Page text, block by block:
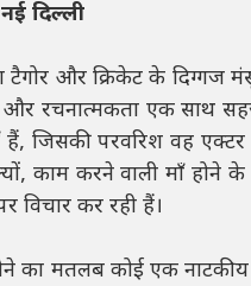
दिल्ली
टैगोर और क्रिकेट के
रचनात्मकता एक साथ
हैं, जिसकी परवरिश वह
काम करने वाली माँ
विचार कर रही हैं।
का मतलब कोई एक